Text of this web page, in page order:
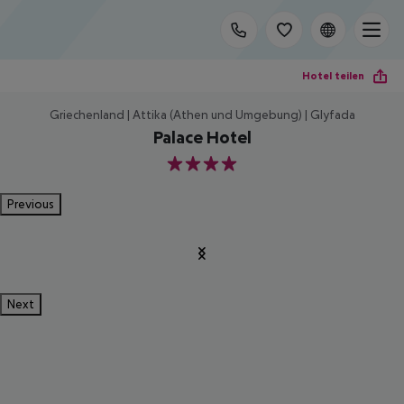
Hotel teilen
Griechenland | Attika (Athen und Umgebung) | Glyfada
Palace Hotel
4
Previous
Next